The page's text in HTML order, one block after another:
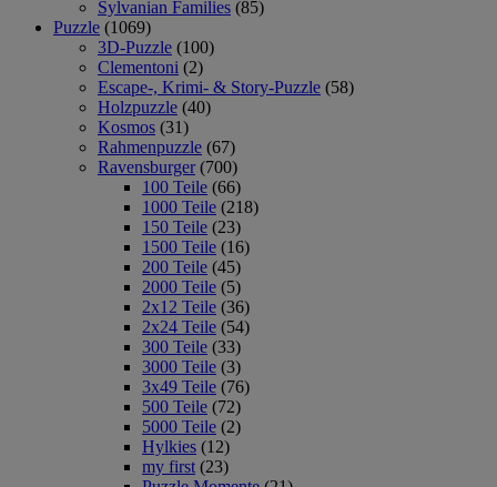
Sylvanian Families (85)
Puzzle (1069)
3D-Puzzle (100)
Clementoni (2)
Escape-, Krimi- & Story-Puzzle (58)
Holzpuzzle (40)
Kosmos (31)
Rahmenpuzzle (67)
Ravensburger (700)
100 Teile (66)
1000 Teile (218)
150 Teile (23)
1500 Teile (16)
200 Teile (45)
2000 Teile (5)
2x12 Teile (36)
2x24 Teile (54)
300 Teile (33)
3000 Teile (3)
3x49 Teile (76)
500 Teile (72)
5000 Teile (2)
Hylkies (12)
my first (23)